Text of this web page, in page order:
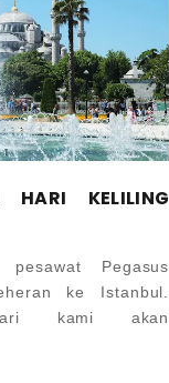
HARI KELILING
Pegasus
ke Istanbul.
kami akan